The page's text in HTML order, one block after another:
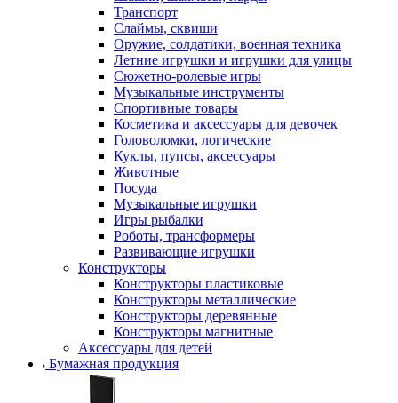
Транспорт
Слаймы, сквиши
Оружие, солдатики, военная техника
Летние игрушки и игрушки для улицы
Сюжетно-ролевые игры
Музыкальные инструменты
Спортивные товары
Косметика и аксессуары для девочек
Головоломки, логические
Куклы, пупсы, аксессуары
Животные
Посуда
Музыкальные игрушки
Игры рыбалки
Роботы, трансформеры
Развивающие игрушки
Конструкторы
Конструкторы пластиковые
Конструкторы металлические
Конструкторы деревянные
Конструкторы магнитные
Аксессуары для детей
Бумажная продукция